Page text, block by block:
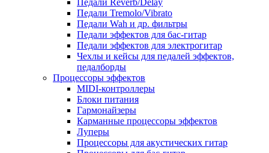
Педали Reverb/Delay
Педали Tremolo/Vibrato
Педали Wah и др. фильтры
Педали эффектов для бас-гитар
Педали эффектов для электрогитар
Чехлы и кейсы для педалей эффектов,
педалборды
Процессоры эффектов
MIDI-контроллеры
Блоки питания
Гармонайзеры
Карманные процессоры эффектов
Луперы
Процессоры для акустических гитар